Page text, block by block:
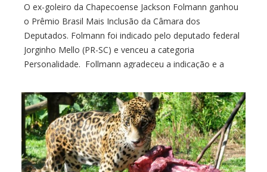
O ex-goleiro da Chapecoense Jackson Folmann ganhou
o Prêmio Brasil Mais Inclusão da Câmara dos
Deputados. Folmann foi indicado pelo deputado federal
Jorginho Mello (PR-SC) e venceu a categoria
Personalidade. Follmann agradeceu a indicação e a
296 dias do desastre do avião da Chapecoense em
Medellin. […]